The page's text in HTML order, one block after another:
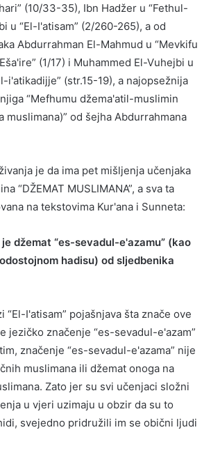
(10/33-35), Ibn Hadžer u “Fethul-
u “El-I'atisam” (2/260-265), a od
Abdurrahman El-Mahmud u “Mevkifu
(1/17) i Muhammed El-Vuhejbi u
i'atikadijje” (str.15-19), a najopsežnija
“Mefhumu džema'atil-muslimin
muslimana)” od šejha Abdurrahmana
je da ima pet mišljenja učenjaka
“DŽEMAT MUSLIMANA”, a sva ta
na tekstovima Kur'ana i Sunneta:
džemat “es-sevadul-e'azamu” (kao
hadisu) od sljedbenika
“El-I'atisam” pojašnjava šta znače ove
jezičko značenje “es-sevadul-e'azam”
značenje “es-sevadul-e'azama” nije
muslimana ili džemat onoga na
Zato jer su svi učenjaci složni
u vjeri uzimaju u obzir da su to
svejedno pridružili im se obični ljudi